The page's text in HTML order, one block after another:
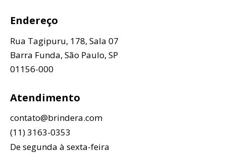
Endereço
Rua Tagipuru, 178, Sala 07
Barra Funda, São Paulo, SP
01156-000
Atendimento
contato@brindera.com
(11) 3163-0353
De segunda à sexta-feira